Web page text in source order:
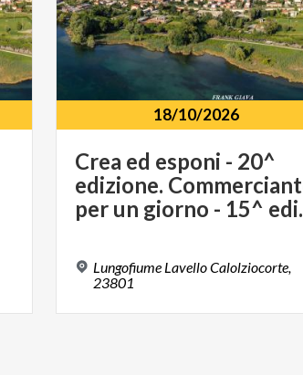
18/10/2026
Crea ed esponi - 20^
edizione.
per
Lungofiume Lavello Calolziocorte,
23801